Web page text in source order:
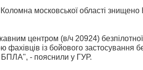
московської області
центром (в/ч 20924) безпілотної
із бойового застосування
БПЛА", - пояснили у ГУР.